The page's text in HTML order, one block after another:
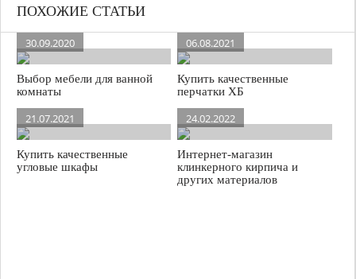
ПОХОЖИЕ СТАТЬИ
30.09.2020
Выбор мебели для ванной
комнаты
06.08.2021
Купить качественные
перчатки ХБ
21.07.2021
Купить качественные
угловые шкафы
24.02.2022
Интернет-магазин
клинкерного кирпича и
других материалов